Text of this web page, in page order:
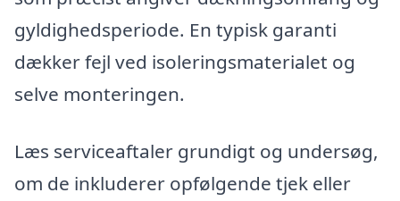
gyldighedsperiode. En typisk garanti
dækker fejl ved isoleringsmaterialet og
selve monteringen.
Læs serviceaftaler grundigt og undersøg,
om de inkluderer opfølgende tjek eller